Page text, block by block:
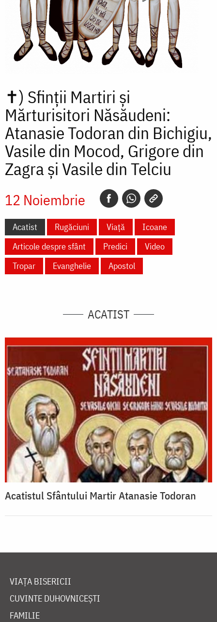
✝) Sfinții Martiri și
Mărturisitori Năsăudeni:
Atanasie Todoran din Bichigiu,
Vasile din Mocod, Grigore din
Zagra și Vasile din Telciu
12 Noiembrie
Acatist Rugăciuni Viață
Icoane
Articole despre sfânt
Predici
Video
Tropar
Evanghelie Apostol
ACATIST
Acatistul Sfântului Martir Atanasie Todoran
VIAȚA BISERICII
CUVINTE DUHOVNICEȘTI
FAMILIE